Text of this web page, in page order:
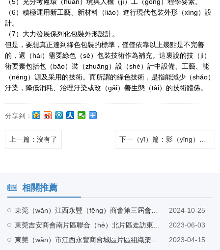
（6）積極運用新工藝、新材料（liào）進行現代包裝外形（xíng）設
計。
（7）大力發展係列化包裝外形設計。
但是，要想真正達到綠色包裝的標準，僅僅依靠以上幾點是不完善
的，還（hái）需要綠色（sè）包裝技術作為補充。這裏說的技（jì）
術要素包括包（bāo）裝（zhuāng）設（shè）計中設備、工藝、能
（néng）源及采用的技術。而所謂的綠色技術，是指能減少（shǎo）
汙染，降低消耗、治理汙染或改（gǎi）善生態（tài）的技術體係。
分享到：
上一篇 ：沒有了 下一（yī）篇 ：影（yǐng）響印刷品質的因素（sù）有哪些？
相關推薦
2024-10-25
2023-06-03
2023-04-15